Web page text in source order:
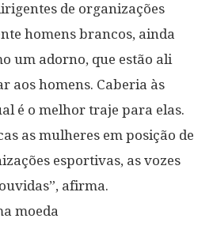
de organizações
homens brancos, ainda
um adorno, que estão ali
aos homens. Caberia às
é o melhor traje para elas.
as mulheres em posição de
esportivas, as vozes
afirma.
moeda